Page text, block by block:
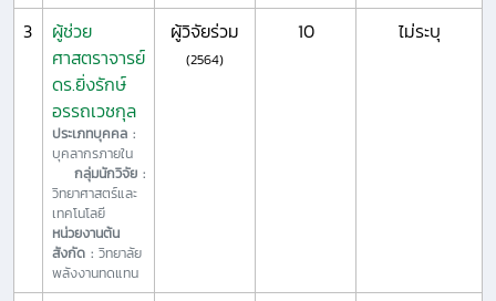
3
ผู้ช่วย
ศาสตราจารย์
ดร.ยิ่งรักษ์
อรรถเวชกุล
ประเภทบุคคล :
บุคลากรภายใน
กลุ่มนักวิจัย :
วิทยาศาสตร์และ
เทคโนโลยี
หน่วยงานต้น
สังกัด : วิทยาลัย
พลังงานทดแทน
ผู้วิจัยร่วม
(2564)
10 ไม่ระบุ